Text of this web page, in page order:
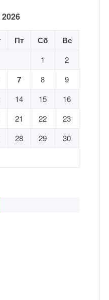
Пт Сб Вс
1
2
7 8
9
14 15
16
21 22
23
28 29
30